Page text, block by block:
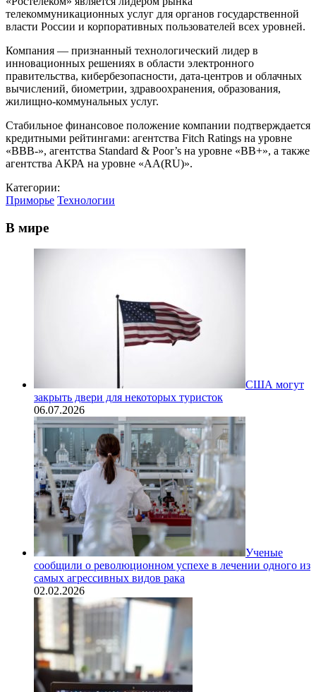
телекоммуникационных услуг для органов государственной
власти России и корпоративных пользователей всех уровней.
Компания — признанный технологический лидер в
инновационных решениях в области электронного
правительства, кибербезопасности, дата-центров и облачных
вычислений, биометрии, здравоохранения, образования,
жилищно-коммунальных услуг.
Стабильное финансовое положение компании подтверждается
кредитными рейтингами: агентства Fitch Ratings на уровне
«BBB-», агентства Standard & Poor’s на уровне «BB+», а также
агентства АКРА на уровне «AA(RU)».
Категории:
Приморье Технологии
В мире
США могут
закрыть двери для некоторых туристок
06.07.2026
Ученые
сообщили о революционном успехе в лечении одного из
самых агрессивных видов рака
02.02.2026